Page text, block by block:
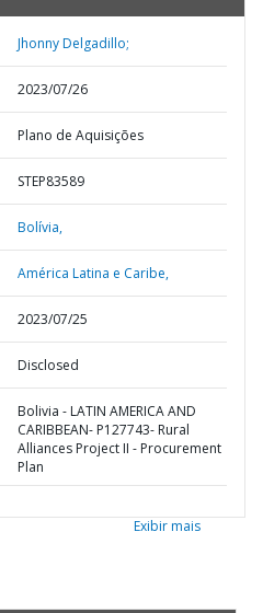
Jhonny Delgadillo;
2023/07/26
Plano de Aquisições
STEP83589
Bolívia,
América Latina e Caribe,
2023/07/25
Disclosed
Bolivia - LATIN AMERICA AND
CARIBBEAN- P127743- Rural
Alliances Project II - Procurement
Plan
Exibir mais